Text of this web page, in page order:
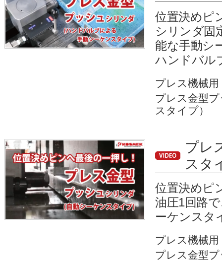
位置決めピ
シリンダ固
能な手動シ
ハンドバル
プレス機械用
プレス金型
スタイプ）
プレ
スタ
位置決めピ
油圧1回路
ーケンスタ
プレス機械用
プレス金型